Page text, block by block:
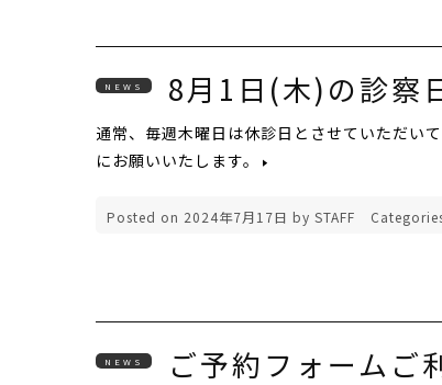
NEWS 8月1日(木)の診察
通常、毎週木曜日は休診日とさせていただい
にお願いいたします。
Posted on 2024年7月17日 by STAFF
NEWS ご予約フォームご